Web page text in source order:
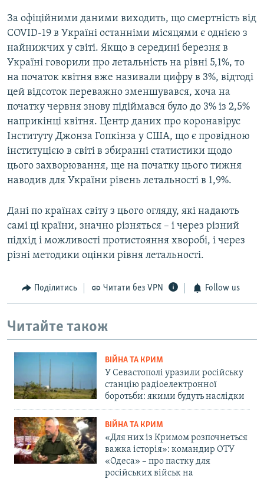
За офіційними даними виходить, що смертність від
COVID-19 в Україні останніми місяцями є однією з
найнижчих у світі. Якщо в середині березня в
Україні говорили про летальність на рівні 5,1%, то
на початок квітня вже називали цифру в 3%, відтоді
цей відсоток переважно зменшувався, хоча на
початку червня знову підіймався було до 3% із 2,5%
наприкінці квітня. Центр даних про коронавірус
Інституту Джонза Гопкінза у США, що є провідною
інституцією в світі в збиранні статистики щодо
цього захворювання, ще на початку цього тижня
наводив для України рівень летальності в 1,9%.
Дані по країнах світу з цього огляду, які надають
самі ці країни, значно різняться – і через різний
підхід і можливості протистояння хворобі, і через
різні методики оцінки рівня летальності.
Поділитись Читати без VPN Follow us
Читайте також
ВІЙНА ТА КРИМ
У Севастополі уразили російську
станцію радіоелектронної
боротьби: якими будуть наслідки
ВІЙНА ТА КРИМ
«Для них із Кримом розпочнеться
важка історія»: командир ОТУ
«Одеса» – про пастку для
російських військ на